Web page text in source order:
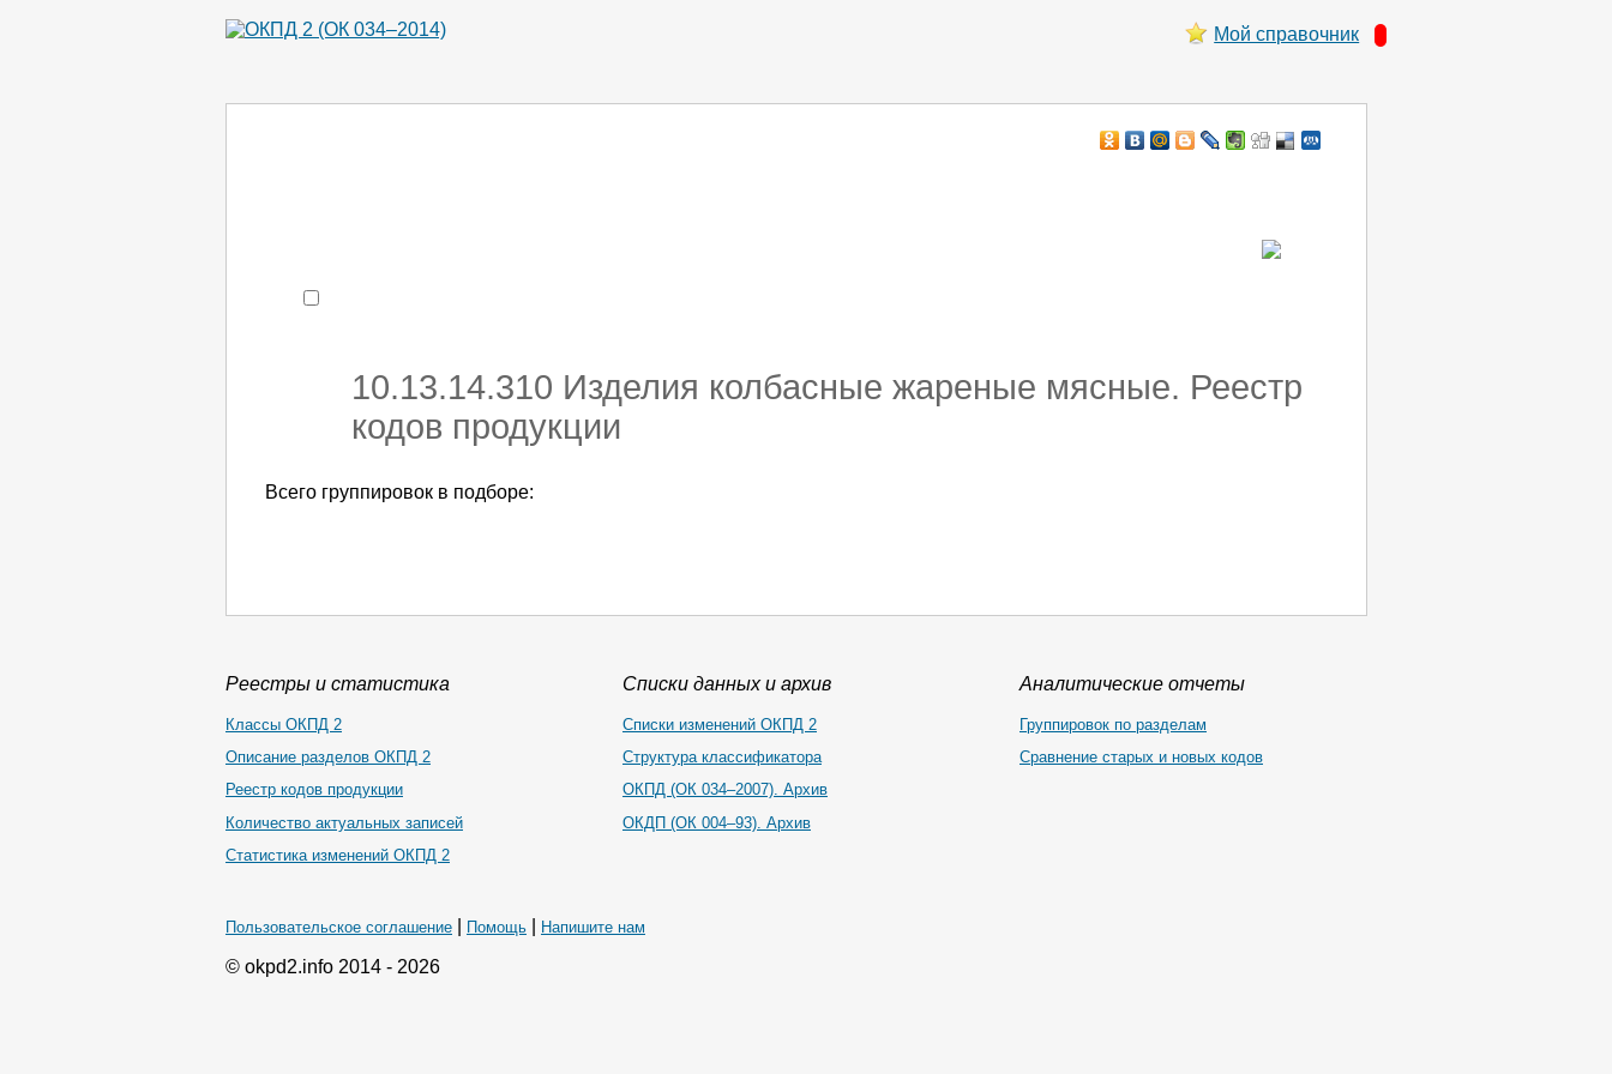
Мой справочник
10.13.14.310 Изделия колбасные жареные мясные. Реестр
кодов продукции
Всего группировок в подборе:
Реестры и статистика
Классы ОКПД 2
Описание разделов ОКПД 2
Реестр кодов продукции
Количество актуальных записей
Статистика изменений ОКПД 2
Списки данных и архив
Списки изменений ОКПД 2
Структура классификатора
ОКПД (ОК 034–2007). Архив
ОКДП (ОК 004–93). Архив
Аналитические отчеты
Группировок по разделам
Сравнение старых и новых кодов
Пользовательское соглашение Помощь Напишите нам
© okpd2.info 2014 - 2026